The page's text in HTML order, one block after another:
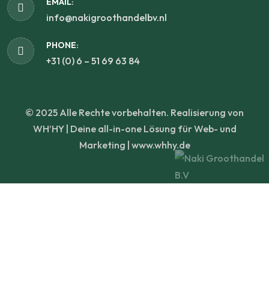
info@nakigroothandelbv.nl
PHONE:
+31 (0) 6 – 51 69 63 84
© 2025 Alle Rechte vorbehalten. Realisierung von
WH’HY | Deine all-in-one Lösung für Web- und
Marketing | www.whhy.de